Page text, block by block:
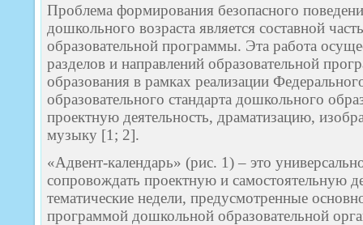
Проблема формирования безопасного
дошкольного возраста является составной
образовательной программы. Эта работа
разделов и направлений образовательной
образования в рамках реализации
образовательного стандарта дошкольного
проектную деятельность, драматизацию,
музыку [1; 2].
«Адвент-календарь» (рис. 1) – это
сопровождать проектную и самостоятельную
тематические недели, предусмотренные
программой дошкольной образовательной